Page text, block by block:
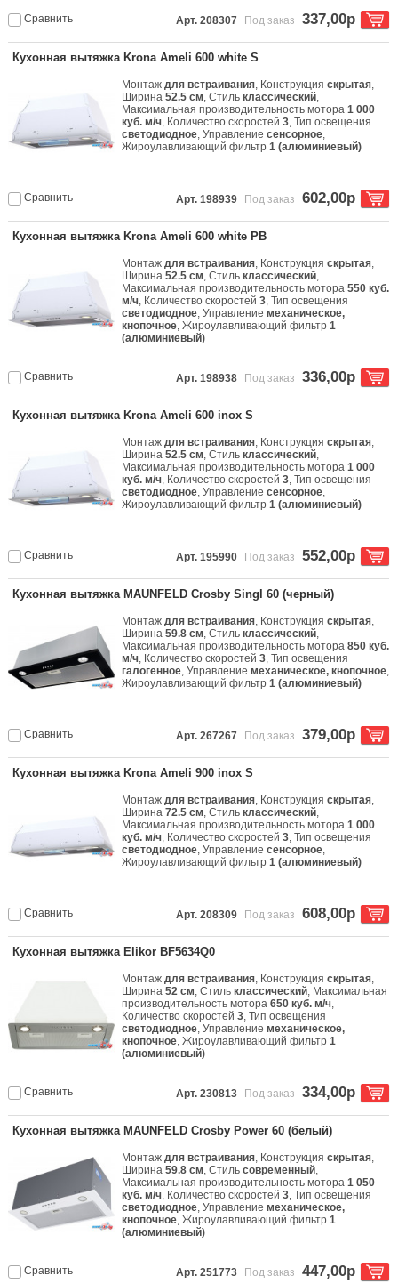
Сравнить Арт. 208307 Под заказ 337,00р
Кухонная вытяжка Krona Ameli 600 white S
Монтаждля встраивания, Конструкцияскрытая,
Ширина52.5 см, Стильклассический,
Максимальная производительность мотора1 000
куб. м/ч, Количество скоростей3, Тип освещения
светодиодное, Управлениесенсорное,
Жироулавливающий фильтр1 (алюминиевый)
Сравнить Арт. 198939 Под заказ 602,00р
Кухонная вытяжка Krona Ameli 600 white PB
Монтаждля встраивания, Конструкцияскрытая,
Ширина52.5 см, Стильклассический,
Максимальная производительность мотора550 куб.
м/ч, Количество скоростей3, Тип освещения
светодиодное, Управлениемеханическое,
кнопочное, Жироулавливающий фильтр1
(алюминиевый)
Сравнить Арт. 198938 Под заказ 336,00р
Кухонная вытяжка Krona Ameli 600 inox S
Монтаждля встраивания, Конструкцияскрытая,
Ширина52.5 см, Стильклассический,
Максимальная производительность мотора1 000
куб. м/ч, Количество скоростей3, Тип освещения
светодиодное, Управлениесенсорное,
Жироулавливающий фильтр1 (алюминиевый)
Сравнить Арт. 195990 Под заказ 552,00р
Кухонная вытяжка MAUNFELD Crosby Singl 60 (черный)
Монтаждля встраивания, Конструкцияскрытая,
Ширина59.8 см, Стильклассический,
Максимальная производительность мотора850 куб.
м/ч, Количество скоростей3, Тип освещения
галогенное, Управлениемеханическое, кнопочное,
Жироулавливающий фильтр1 (алюминиевый)
Сравнить Арт. 267267 Под заказ 379,00р
Кухонная вытяжка Krona Ameli 900 inox S
Монтаждля встраивания, Конструкцияскрытая,
Ширина72.5 см, Стильклассический,
Максимальная производительность мотора1 000
куб. м/ч, Количество скоростей3, Тип освещения
светодиодное, Управлениесенсорное,
Жироулавливающий фильтр1 (алюминиевый)
Сравнить Арт. 208309 Под заказ 608,00р
Кухонная вытяжка Elikor BF5634Q0
Монтаждля встраивания, Конструкцияскрытая,
Ширина52 см, Стильклассический, Максимальная
производительность мотора650 куб. м/ч,
Количество скоростей3, Тип освещения
светодиодное, Управлениемеханическое,
кнопочное, Жироулавливающий фильтр1
(алюминиевый)
Сравнить Арт. 230813 Под заказ 334,00р
Кухонная вытяжка MAUNFELD Crosby Power 60 (белый)
Монтаждля встраивания, Конструкцияскрытая,
Ширина59.8 см, Стильсовременный,
Максимальная производительность мотора1 050
куб. м/ч, Количество скоростей3, Тип освещения
светодиодное, Управлениемеханическое,
кнопочное, Жироулавливающий фильтр1
(алюминиевый)
Сравнить Арт. 251773 Под заказ 447,00р